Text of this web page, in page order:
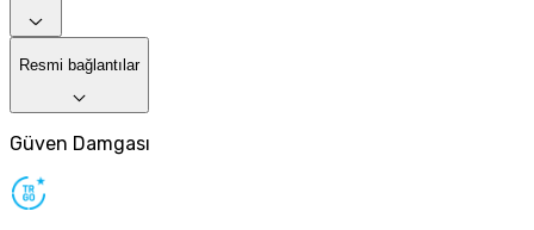
Resmi bağlantılar
Güven Damgası